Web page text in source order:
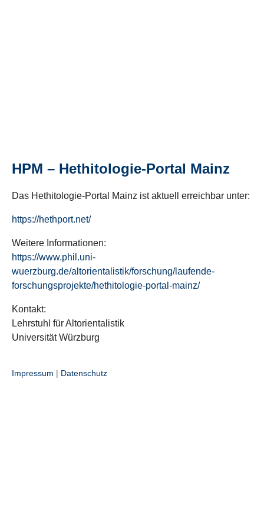
HPM – Hethitologie-Portal Mainz
Das Hethitologie-Portal Mainz ist aktuell erreichbar unter:
https://hethport.net/
Weitere Informationen:
https://www.phil.uni-
wuerzburg.de/altorientalistik/forschung/laufende-
forschungsprojekte/hethitologie-portal-mainz/
Kontakt:
Lehrstuhl für Altorientalistik
Universität Würzburg
Impressum | Datenschutz